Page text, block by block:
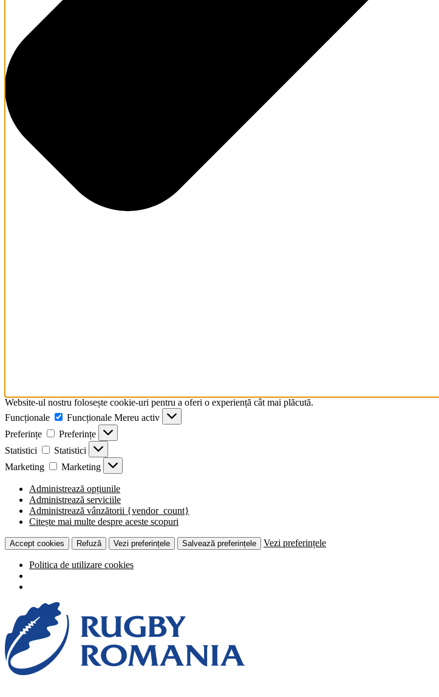
Website-ul nostru folosește cookie-uri pentru a oferi o experiență cât mai plăcută.
Funcționale
Funcționale Mereu activ
Preferințe
Preferințe
Statistici
Statistici
Marketing
Marketing
Administrează opțiunile
Administrează serviciile
Administrează vânzătorii {vendor_count}
Citește mai multe despre aceste scopuri
Accept cookies Refuză Vezi preferințele Salvează preferințele Vezi preferințele
Politica de utilizare cookies